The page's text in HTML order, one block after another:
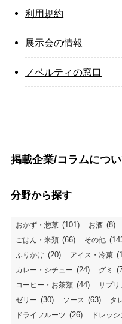
利用規約
展示会の情報
ノベルティの窓口
掲載企業/コラムにつ
分野から探す
おかず・惣菜 (101) お酒 (8)
ごはん・米類 (66) その他
ふりかけ (20) アイス・冷菓
カレー・シチュー (24) グミ
コーヒー・お茶類 (44) サプリ
ゼリー (30) ソース (63) タ
ドライフルーツ (26) ドレッ